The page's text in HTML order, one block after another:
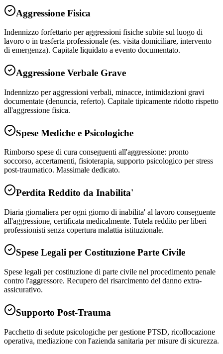
Aggressione Fisica
Indennizzo forfettario per aggressioni fisiche subite sul luogo di
lavoro o in trasferta professionale (es. visita domiciliare, intervento
di emergenza). Capitale liquidato a evento documentato.
Aggressione Verbale Grave
Indennizzo per aggressioni verbali, minacce, intimidazioni gravi
documentate (denuncia, referto). Capitale tipicamente ridotto rispetto
all'aggressione fisica.
Spese Mediche e Psicologiche
Rimborso spese di cura conseguenti all'aggressione: pronto
soccorso, accertamenti, fisioterapia, supporto psicologico per stress
post-traumatico. Massimale dedicato.
Perdita Reddito da Inabilita'
Diaria giornaliera per ogni giorno di inabilita' al lavoro conseguente
all'aggressione, certificata medicalmente. Tutela reddito per liberi
professionisti senza copertura malattia istituzionale.
Spese Legali per Costituzione Parte Civile
Spese legali per costituzione di parte civile nel procedimento penale
contro l'aggressore. Recupero del risarcimento del danno extra-
assicurativo.
Supporto Post-Trauma
Pacchetto di sedute psicologiche per gestione PTSD, ricollocazione
operativa, mediazione con l'azienda sanitaria per misure di sicurezza.